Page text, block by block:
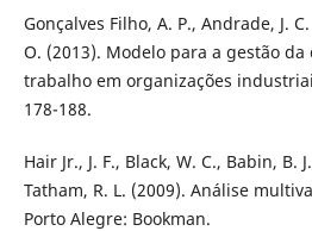
Gonçalves Filho, A. P., Andrade, J.
O. (2013). Modelo para a gestão
trabalho em organizações
178-188.
Hair Jr., J. F., Black, W. C., Babin, B.
Tatham, R. L. (2009). Análise
Porto Alegre: Bookman.